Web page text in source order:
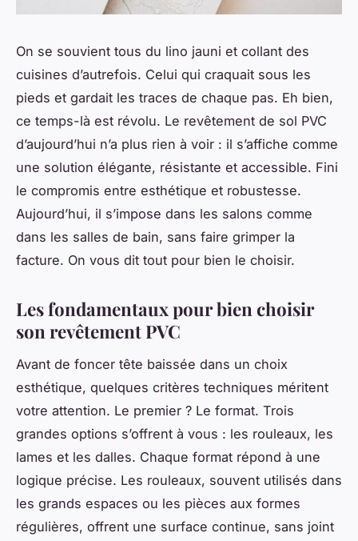
On se souvient tous du lino jauni et collant des
cuisines d’autrefois. Celui qui craquait sous les
pieds et gardait les traces de chaque pas. Eh bien,
ce temps-là est révolu. Le revêtement de sol PVC
d’aujourd’hui n’a plus rien à voir : il s’affiche comme
une solution élégante, résistante et accessible. Fini
le compromis entre esthétique et robustesse.
Aujourd’hui, il s’impose dans les salons comme
dans les salles de bain, sans faire grimper la
facture. On vous dit tout pour bien le choisir.
Les fondamentaux pour bien choisir
son revêtement PVC
Avant de foncer tête baissée dans un choix
esthétique, quelques critères techniques méritent
votre attention. Le premier ? Le format. Trois
grandes options s’offrent à vous : les rouleaux, les
lames et les dalles. Chaque format répond à une
logique précise. Les rouleaux, souvent utilisés dans
les grands espaces ou les pièces aux formes
régulières, offrent une surface continue, sans joint